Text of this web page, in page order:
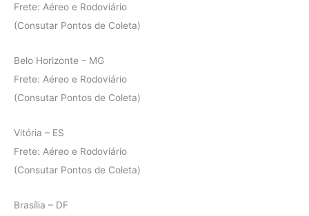
Frete: Aéreo e Rodoviário
(Consutar Pontos de Coleta)
Belo Horizonte – MG
Frete: Aéreo e Rodoviário
(Consutar Pontos de Coleta)
Vitória – ES
Frete: Aéreo e Rodoviário
(Consutar Pontos de Coleta)
Brasília – DF